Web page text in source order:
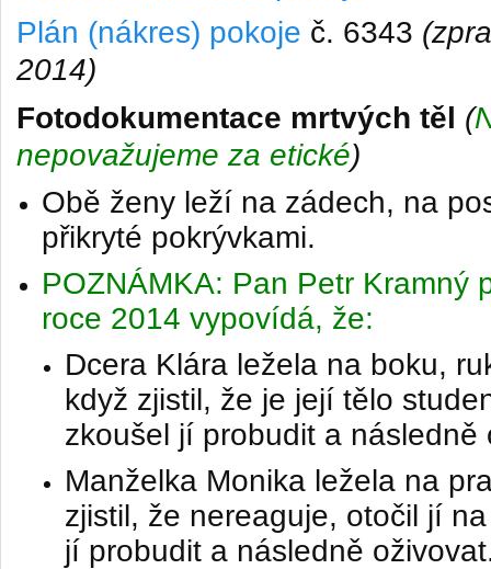
Plán (nákres) pokoje č. 6343
2014)
Fotodokumentace mrtvých těl (
nepovažujeme za etické)
Obě ženy leží na zádech, na
přikryté pokrývkami.
POZNÁMKA: Pan Petr Kramný
roce 2014 vypovídá, že:
Dcera Klára ležela na boku,
když zjistil, že je její tělo
zkoušel jí probudit a následně
Manželka Monika ležela na
zjistil, že nereaguje, otočil jí
jí probudit a následně